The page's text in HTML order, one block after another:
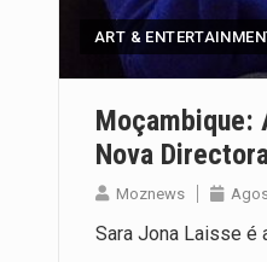
ART &
Moçambique:
Nova
Moznews
Sara Jona Laisse é